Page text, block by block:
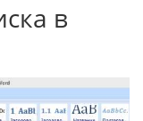
в